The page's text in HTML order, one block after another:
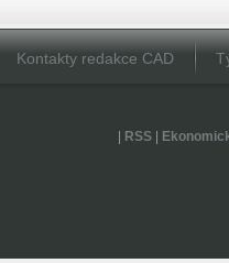
Kontakty redakce CAD
RSS|